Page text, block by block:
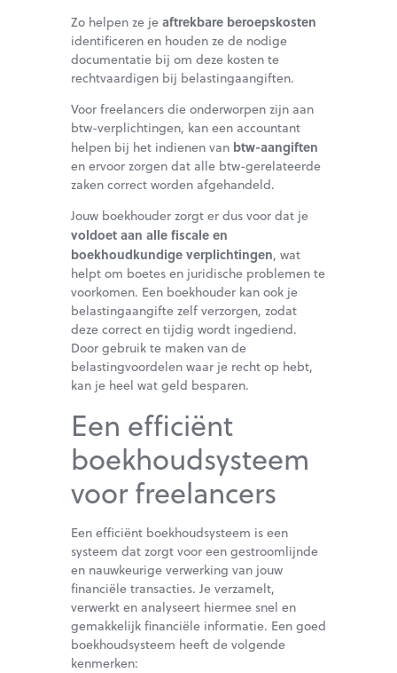
Zo helpen ze je aftrekbare beroepskosten
identificeren en houden ze de nodige
documentatie bij om deze kosten te
rechtvaardigen bij belastingaangiften.
Voor freelancers die onderworpen zijn aan
btw-verplichtingen, kan een accountant
helpen bij het indienen van btw-aangiften
en ervoor zorgen dat alle btw-gerelateerde
zaken correct worden afgehandeld.
Jouw boekhouder zorgt er dus voor dat je
voldoet aan alle fiscale en
boekhoudkundige verplichtingen, wat
helpt om boetes en juridische problemen te
voorkomen. Een boekhouder kan ook je
belastingaangifte zelf verzorgen, zodat
deze correct en tijdig wordt ingediend.
Door gebruik te maken van de
belastingvoordelen waar je recht op hebt,
kan je heel wat geld besparen.
Een efficiënt
boekhoudsysteem
voor freelancers
Een efficiënt boekhoudsysteem is een
systeem dat zorgt voor een gestroomlijnde
en nauwkeurige verwerking van jouw
financiële transacties. Je verzamelt,
verwerkt en analyseert hiermee snel en
gemakkelijk financiële informatie. Een goed
boekhoudsysteem heeft de volgende
kenmerken: